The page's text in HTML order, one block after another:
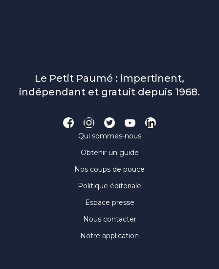
Le Petit Paumé : impertinent,
indépendant et gratuit depuis 1968.
Qui sommes-nous
Obtenir un guide
Nos coups de pouce
Politique éditoriale
Espace presse
Nous contacter
Notre application